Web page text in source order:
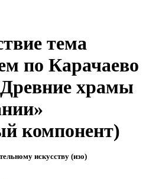
тема
по Карачаево
храмы
компонент)
искусству (изо)